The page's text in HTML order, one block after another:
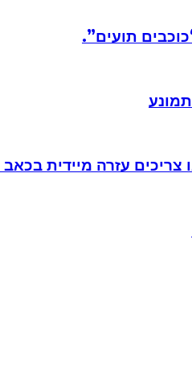
תועים”.
עזרה מיידית בכאב